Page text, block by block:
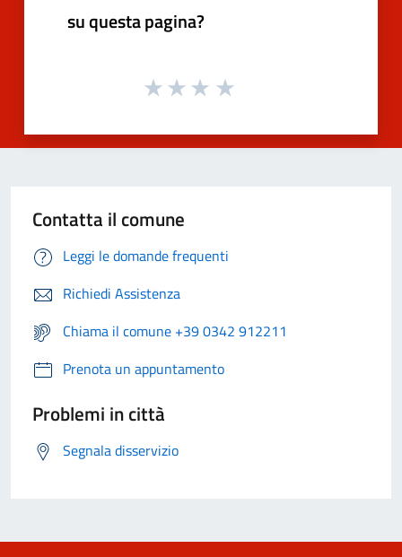
su questa pagina?
Contatta il comune
Leggi le domande frequenti
Richiedi Assistenza
Chiama il comune +39 0342 912211
Prenota un appuntamento
Problemi in città
Segnala disservizio